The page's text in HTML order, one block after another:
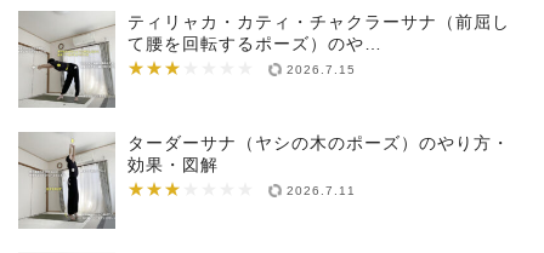
ティリャカ・カティ・チャクラーサナ（前屈し
て腰を回転するポーズ）のや…
★★★
★★★★★★★ 2026.7.15
ターダーサナ（ヤシの木のポーズ）のやり方・
効果・図解
★★★
★★★★★★★ 2026.7.11